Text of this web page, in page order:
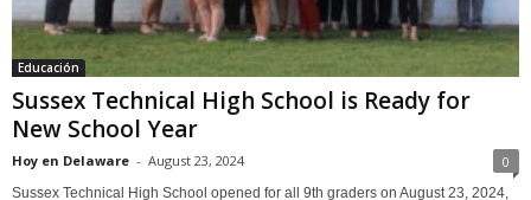
Educación
Sussex Technical High School is Ready for
New School Year
Hoy en Delaware - August 23, 2024 0
Sussex Technical High School opened for all 9th graders on August 23, 2024,